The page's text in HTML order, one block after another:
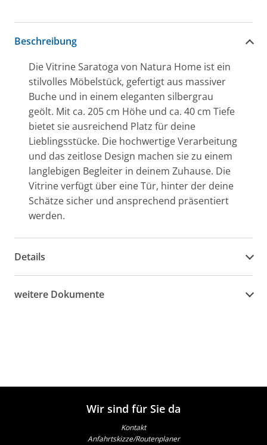
Beschreibung
Die Vitrine Saratoga von Natura Home ist ein
stilvolles Möbelstück, gefertigt aus massiver
Buche und in einem eleganten silbergrau
geölt. Mit ca. 205 cm Höhe und ca. 40 cm Tiefe
bietet sie ausreichend Platz für deine
Lieblingsstücke. Die hochwertige Verarbeitung
und das zeitlose Design machen sie zu einem
langlebigen Begleiter in deinem Zuhause. Die
Vitrine verfügt über eine Tür, hinter der deine
Schätze sicher und ansprechend präsentiert
werden.
Details
weitere Dokumente
Wir sind für Sie da
Kontakt
Anfahrtskizze/Routenplaner